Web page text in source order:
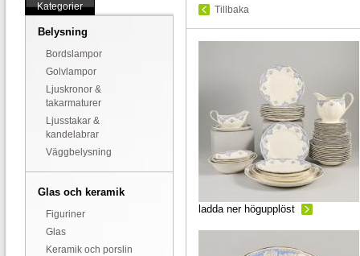
Kategorier
Belysning
Bordslampor
Golvlampor
Ljuskronor &
takarmaturer
Ljusstakar &
kandelabrar
Väggbelysning
Glas och keramik
Figuriner
Glas
Keramik och porslin
Tillbaka
ladda ner högupplöst